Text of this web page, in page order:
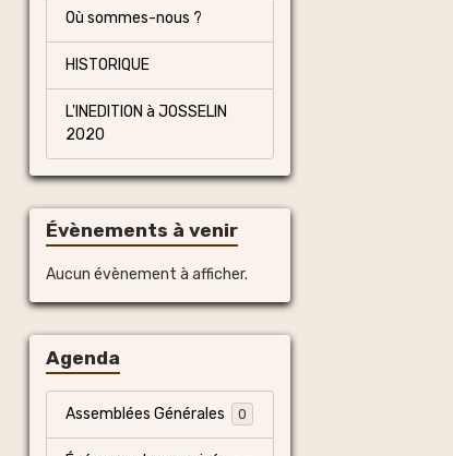
Où sommes-nous ?
HISTORIQUE
L'INEDITION à JOSSELIN
2020
Évènements à venir
Aucun évènement à afficher.
Agenda
Assemblées Générales 0